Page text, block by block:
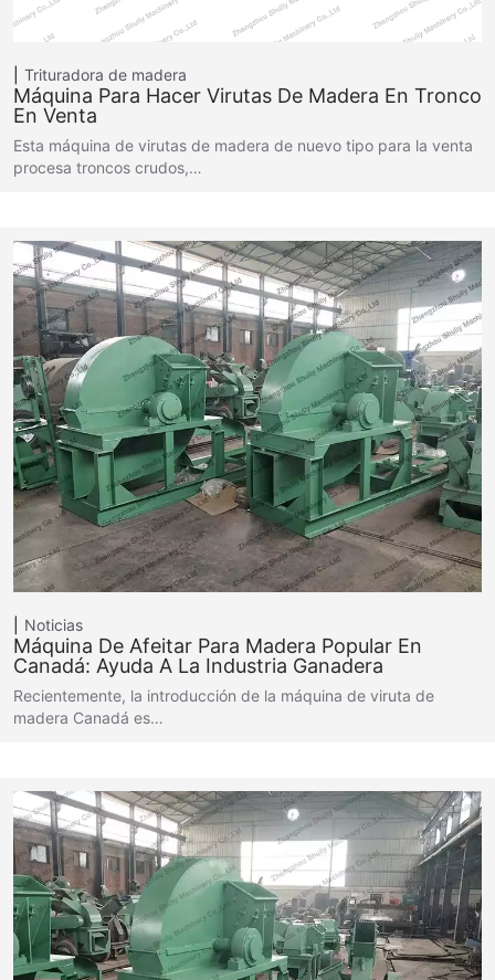
Trituradora de madera
Máquina Para Hacer Virutas De Madera En Tronco
En Venta
Esta máquina de virutas de madera de nuevo tipo para la venta
procesa troncos crudos,…
Noticias
Máquina De Afeitar Para Madera Popular En
Canadá: Ayuda A La Industria Ganadera
Recientemente, la introducción de la máquina de viruta de
madera Canadá es…